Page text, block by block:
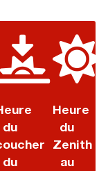
du
du
Heure
du
Zenith
au